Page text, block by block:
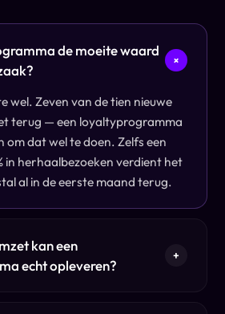
de moeite waard
+
wel. Zeven van de tien nieuwe
terug — een loyaltyprogramma
om dat wel te doen. Zelfs een
in herhaalbezoeken verdient het
al in de eerste maand terug.
kan een
echt opleveren?
+